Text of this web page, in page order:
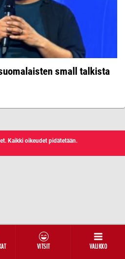
VITSIT VALIKKO
small talkista
Kaikki oikeudet pidätetään.